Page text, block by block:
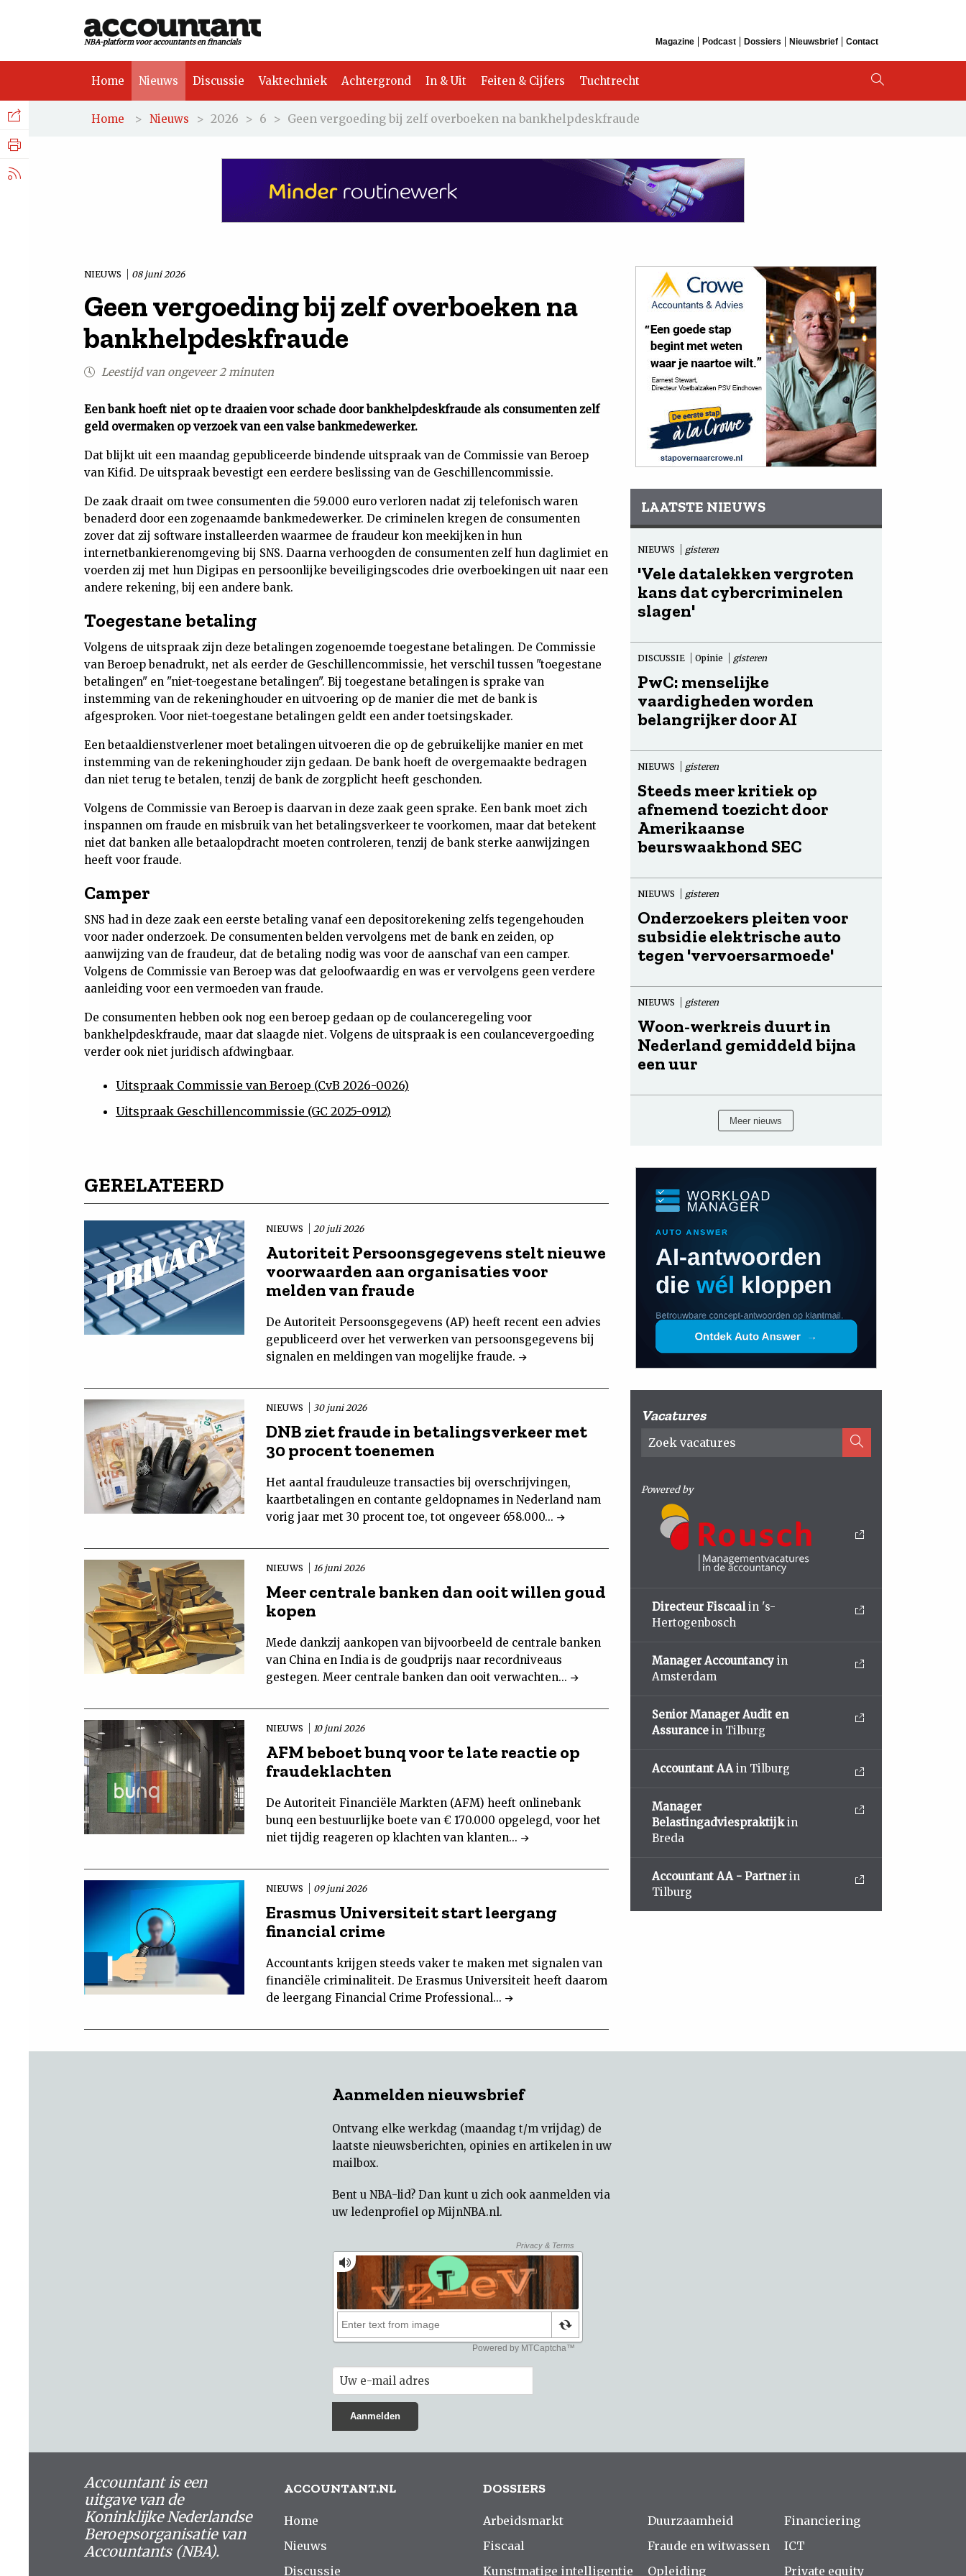
NBA-platform voor accountants en financials Magazine Podcast Dossiers Nieuwsbrief Contact
Home Nieuws Discussie Vaktechniek Achtergrond In & Uit Feiten & Cijfers Tuchtrecht
Home > Nieuws > 2026 > 6 > Geen vergoeding bij zelf overboeken na bankhelpdeskfraude
NIEUWS 08 juni 2026
Geen vergoeding bij zelf overboeken na
bankhelpdeskfraude
Leestijd van ongeveer 2 minuten
Een bank hoeft niet op te draaien voor schade door bankhelpdeskfraude als consumenten zelf
geld overmaken op verzoek van een valse bankmedewerker.
Dat blijkt uit een maandag gepubliceerde bindende uitspraak van de Commissie van Beroep
van Kifid. De uitspraak bevestigt een eerdere beslissing van de Geschillencommissie.
De zaak draait om twee consumenten die 59.000 euro verloren nadat zij telefonisch waren
benaderd door een zogenaamde bankmedewerker. De criminelen kregen de consumenten
zover dat zij software installeerden waarmee de fraudeur kon meekijken in hun
internetbankierenomgeving bij SNS. Daarna verhoogden de consumenten zelf hun daglimiet en
voerden zij met hun Digipas en persoonlijke beveiligingscodes drie overboekingen uit naar een
andere rekening, bij een andere bank.
Toegestane betaling
Volgens de uitspraak zijn deze betalingen zogenoemde toegestane betalingen. De Commissie
van Beroep benadrukt, net als eerder de Geschillencommissie, het verschil tussen "toegestane
betalingen" en "niet-toegestane betalingen". Bij toegestane betalingen is sprake van
instemming van de rekeninghouder en uitvoering op de manier die met de bank is
afgesproken. Voor niet-toegestane betalingen geldt een ander toetsingskader.
Een betaaldienstverlener moet betalingen uitvoeren die op de gebruikelijke manier en met
instemming van de rekeninghouder zijn gedaan. De bank hoeft de overgemaakte bedragen
dan niet terug te betalen, tenzij de bank de zorgplicht heeft geschonden.
Volgens de Commissie van Beroep is daarvan in deze zaak geen sprake. Een bank moet zich
inspannen om fraude en misbruik van het betalingsverkeer te voorkomen, maar dat betekent
niet dat banken alle betaalopdracht moeten controleren, tenzij de bank sterke aanwijzingen
heeft voor fraude.
Camper
SNS had in deze zaak een eerste betaling vanaf een depositorekening zelfs tegengehouden
voor nader onderzoek. De consumenten belden vervolgens met de bank en zeiden, op
aanwijzing van de fraudeur, dat de betaling nodig was voor de aanschaf van een camper.
Volgens de Commissie van Beroep was dat geloofwaardig en was er vervolgens geen verdere
aanleiding voor een vermoeden van fraude.
De consumenten hebben ook nog een beroep gedaan op de coulanceregeling voor
bankhelpdeskfraude, maar dat slaagde niet. Volgens de uitspraak is een coulancevergoeding
verder ook niet juridisch afdwingbaar.
Uitspraak Commissie van Beroep (CvB 2026-0026)
Uitspraak Geschillencommissie (GC 2025-0912)
GERELATEERD
NIEUWS 20 juli 2026
Autoriteit Persoonsgegevens stelt nieuwe
voorwaarden aan organisaties voor
melden van fraude
De Autoriteit Persoonsgegevens (AP) heeft recent een advies
gepubliceerd over het verwerken van persoonsgegevens bij
signalen en meldingen van mogelijke fraude.
NIEUWS 30 juni 2026
DNB ziet fraude in betalingsverkeer met
30 procent toenemen
Het aantal frauduleuze transacties bij overschrijvingen,
kaartbetalingen en contante geldopnames in Nederland nam
vorig jaar met 30 procent toe, tot ongeveer 658.000...
NIEUWS 16 juni 2026
Meer centrale banken dan ooit willen goud
kopen
Mede dankzij aankopen van bijvoorbeeld de centrale banken
van China en India is de goudprijs naar recordniveaus
gestegen. Meer centrale banken dan ooit verwachten...
NIEUWS 10 juni 2026
AFM beboet bunq voor te late reactie op
fraudeklachten
De Autoriteit Financiële Markten (AFM) heeft onlinebank
bunq een bestuurlijke boete van € 170.000 opgelegd, voor het
niet tijdig reageren op klachten van klanten...
NIEUWS 09 juni 2026
Erasmus Universiteit start leergang
financial crime
Accountants krijgen steeds vaker te maken met signalen van
financiële criminaliteit. De Erasmus Universiteit heeft daarom
de leergang Financial Crime Professional...
LAATSTE NIEUWS
NIEUWS gisteren
'Vele datalekken vergroten
kans dat cybercriminelen
slagen'
DISCUSSIE Opinie gisteren
PwC: menselijke
vaardigheden worden
belangrijker door AI
NIEUWS gisteren
Steeds meer kritiek op
afnemend toezicht door
Amerikaanse
beurswaakhond SEC
NIEUWS gisteren
Onderzoekers pleiten voor
subsidie elektrische auto
tegen 'vervoersarmoede'
NIEUWS gisteren
Woon-werkreis duurt in
Nederland gemiddeld bijna
een uur
Meer nieuws
Vacatures
Powered by
Directeur Fiscaalin 's-
Hertogenbosch
Manager Accountancy in
Amsterdam
Senior Manager Audit en
Assurance in Tilburg
Accountant AAin Tilburg
Manager
Belastingadviespraktijkin
Breda
Accountant AA - Partner in
Tilburg
Facebook
Nieuws
Aanmelden nieuwsbrief
Ontvang elke werkdag (maandag t/m vrijdag) de
laatste nieuwsberichten, opinies en artikelen in uw
mailbox.
Bent u NBA-lid? Dan kunt u zich ook aanmelden via
uw ledenprofiel op MijnNBA.nl.
Accountant is een
uitgave van de
Koninklijke Nederlandse
Beroepsorganisatie van
Accountants (NBA).
ACCOUNTANT.NL
Home
Nieuws
Discussie
DOSSIERS
Arbeidsmarkt
Fiscaal
Kunstmatige intelligentie
Duurzaamheid
Fraude en witwassen
Opleiding
Financiering
ICT
Private equity